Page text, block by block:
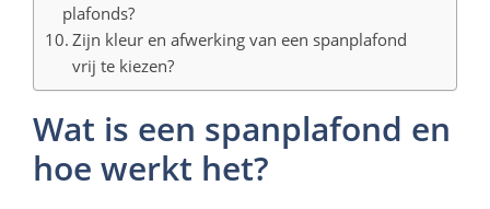
plafonds?
Zijn kleur en afwerking van een spanplafond
vrij te kiezen?
Wat is een spanplafond en
hoe werkt het?